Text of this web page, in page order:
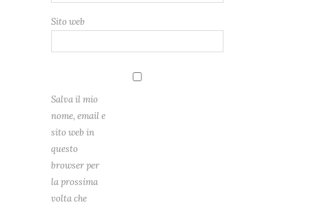
Sito web
Salva il mio
nome, email e
sito web in
questo
browser per
la prossima
volta che